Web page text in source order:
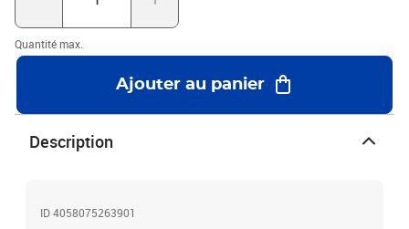
Quantité max.
Ajouter au panier
Description
ID 4058075263901